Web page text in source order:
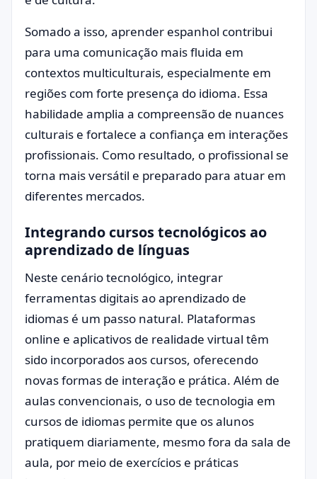
Somado a isso, aprender espanhol contribui
para uma comunicação mais fluida em
contextos multiculturais, especialmente em
regiões com forte presença do idioma. Essa
habilidade amplia a compreensão de nuances
culturais e fortalece a confiança em interações
profissionais. Como resultado, o profissional se
torna mais versátil e preparado para atuar em
diferentes mercados.
Integrando cursos tecnológicos ao
aprendizado de línguas
Neste cenário tecnológico, integrar
ferramentas digitais ao aprendizado de
idiomas é um passo natural. Plataformas
online e aplicativos de realidade virtual têm
sido incorporados aos cursos, oferecendo
novas formas de interação e prática. Além de
aulas convencionais, o uso de tecnologia em
cursos de idiomas permite que os alunos
pratiquem diariamente, mesmo fora da sala de
aula, por meio de exercícios e práticas